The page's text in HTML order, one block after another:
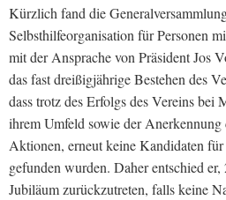
Kürzlich fand die
Selbsthilfeorganisation für Personen
mit der Ansprache von Präsident Jos
das fast dreißigjährige Bestehen des
dass trotz des Erfolgs des Vereins bei
ihrem Umfeld sowie der
Aktionen, erneut keine Kandidaten
gefunden wurden. Daher entschied
Jubiläum zurückzutreten, falls keine